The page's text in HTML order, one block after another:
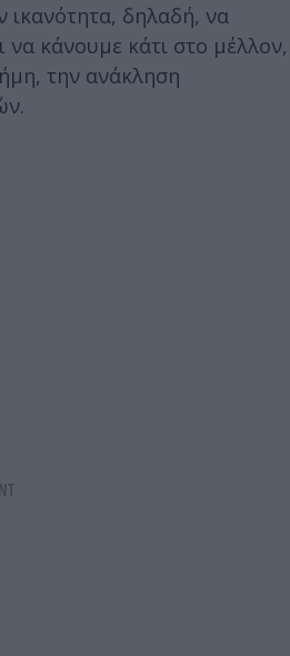
ικανότητα, δηλαδή, να
να κάνουμε κάτι στο μέλλον,
την ανάκληση